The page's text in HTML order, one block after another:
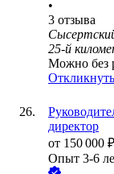
•
3 отзыва
25-й
Можно без
директор
от 150 000 ₽
Опыт 3-6